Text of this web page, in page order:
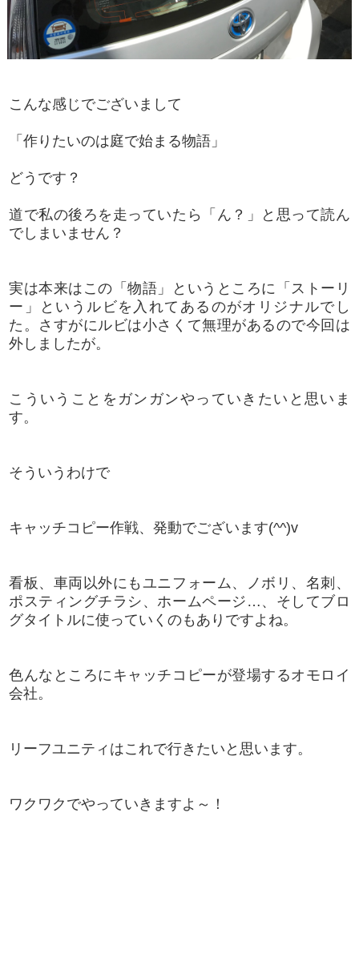
こんな感じでございまして
「作りたいのは庭で始まる物語」
どうです？
道で私の後ろを走っていたら「ん？」と思って読ん
でしまいません？
実は本来はこの「物語」というところに「ストーリ
ー」というルビを入れてあるのがオリジナルでし
た。さすがにルビは小さくて無理があるので今回は
外しましたが。
こういうことをガンガンやっていきたいと思いま
す。
そういうわけで
キャッチコピー作戦、発動でございます(^^)v
看板、車両以外にもユニフォーム、ノボリ、名刺、
ポスティングチラシ、ホームページ…、そしてブロ
グタイトルに使っていくのもありですよね。
色んなところにキャッチコピーが登場するオモロイ
会社。
リーフユニティはこれで行きたいと思います。
ワクワクでやっていきますよ～！